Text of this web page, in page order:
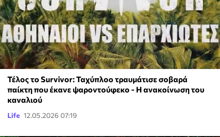
Τέλος το Survivor: Ταχύπλοο τραυμάτισε σοβαρά
παίκτη που έκανε ψαροντούφεκο - Η ανακοίνωση του
καναλιού
Life 12.05.2026 07:19